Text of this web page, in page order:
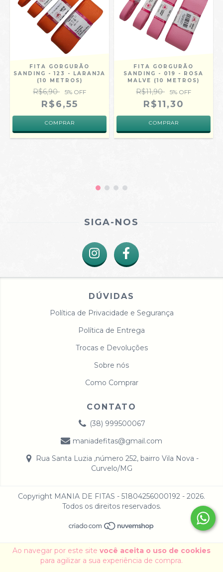
Ao navegar por este site você aceita o uso de cookies
para agilizar a sua experiência de compra.
FITA GORGURÃO
SANDING - 123 - LARANJA
(10 METROS)
R$6,90 5% OFF
R$6,55
COMPRAR
FITA GORGURÃO
SANDING - 019 - ROSA
MALVE (10 METROS)
R$11,90 5% OFF
R$11,30
COMPRAR
SIGA-NOS
DÚVIDAS
Política de Privacidade e Segurança
Política de Entrega
Trocas e Devoluções
Sobre nós
Como Comprar
CONTATO
(38) 999500067
maniadefitas@gmail.com
Rua Santa Luzia ,número 252, bairro Vila Nova -
Curvelo/MG
Copyright MANIA DE FITAS - 51804256000192 - 2026.
Todos os direitos reservados.